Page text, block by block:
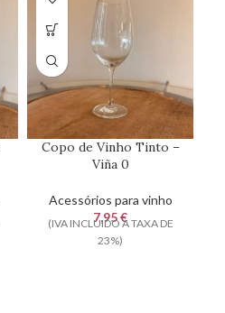
Copo de Vinho Tinto –
Viña 0
Acessórios para vinho
7,95€
(IVA INCLUIDO À TAXA DE
23%)